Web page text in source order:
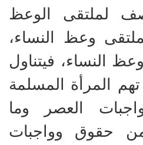
لملتقى الوعظ
وعظ النساء،
النساء، فيتناول
تهم المرأة المسلمة
العصر وما
من حقوق وواجبات